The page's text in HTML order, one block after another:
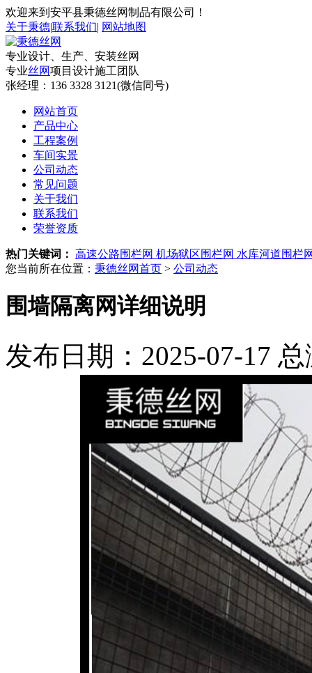
欢迎来到安平县秉德丝网制品有限公司！
关于秉德|联系我们| 网站地图
专业设计、生产、安装丝网
专业丝网项目设计施工团队
张经理： 136 3328 3121(微信同号)
网站首页
产品中心
工程案例
车间实景
公司动态
常见问题
关于我们
联系我们
荣誉资质
热门关键词： 高速公路围栏网 机场狱区围栏网 水库河道围栏
您当前所在位置： 秉德丝网首页 > 公司动态
围墙隔离网详细说明
发布日期：2025-07-17